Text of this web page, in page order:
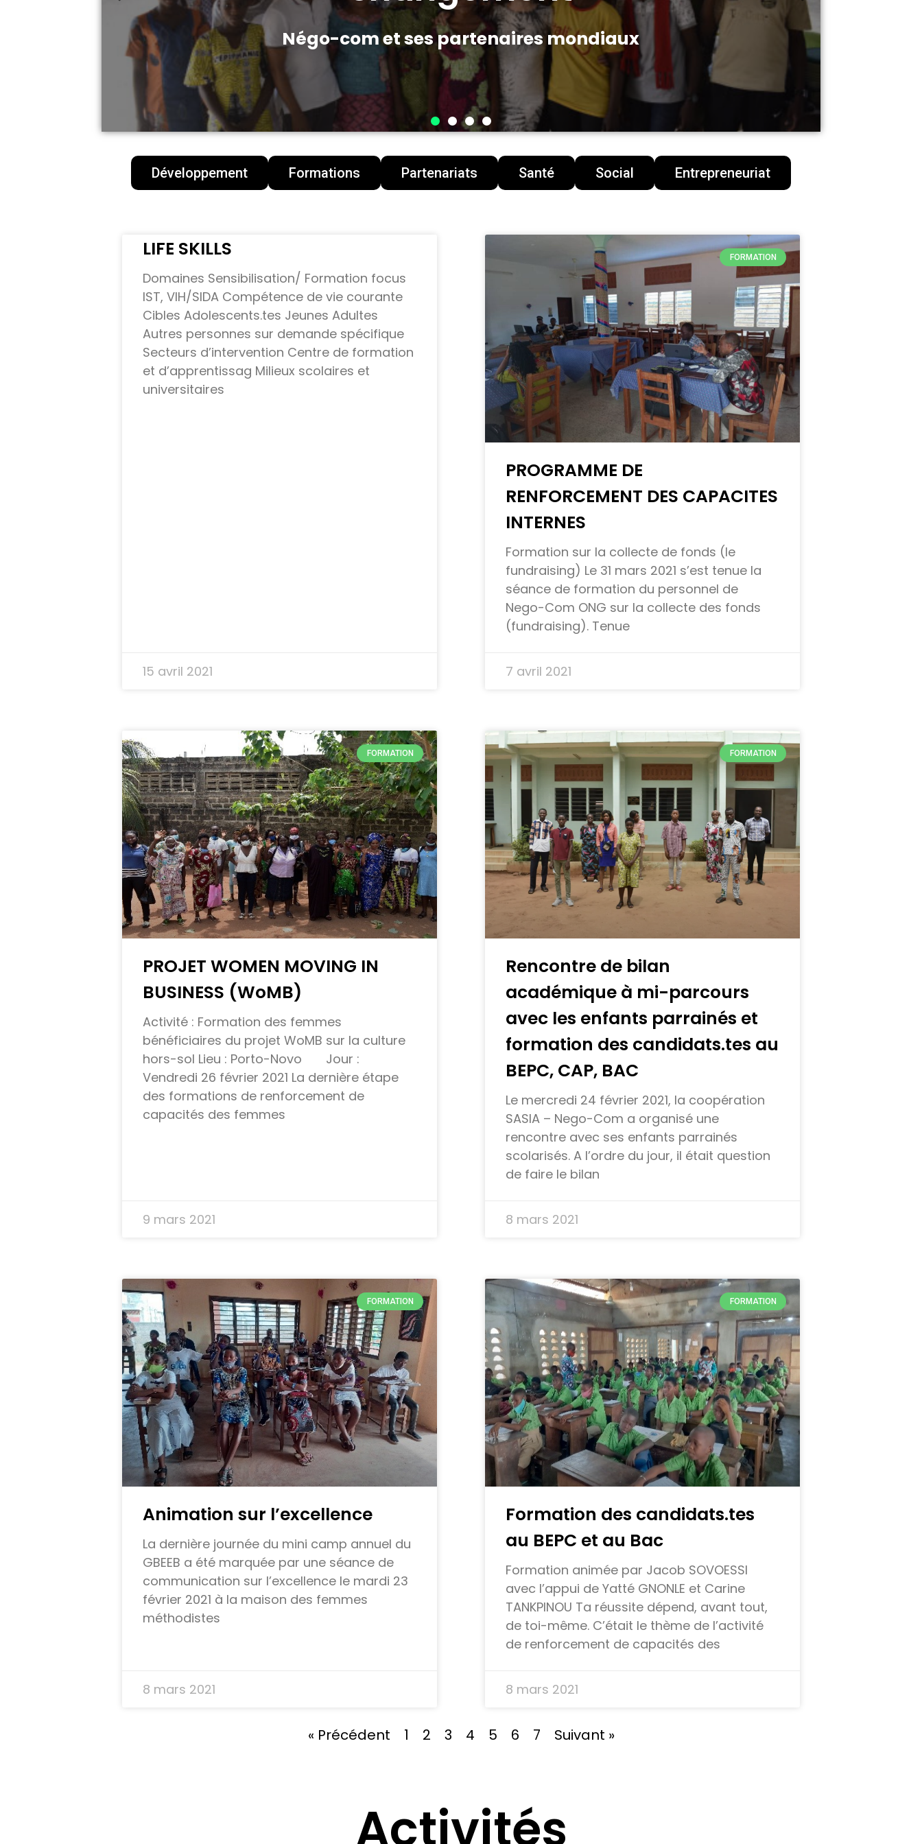
Comment Négo-com encourage les loisirs sains
?
Développement Formations Partenariats Santé Social Entrepreneuriat
LIFE SKILLS
Domaines Sensibilisation/ Formation focus
IST, VIH/SIDA Compétence de vie courante
Cibles Adolescents.tes Jeunes Adultes
Autres personnes sur demande spécifique
Secteurs d’intervention Centre de formation
et d’apprentissag Milieux scolaires et
universitaires
15 avril 2021
FORMATION
PROGRAMME DE
RENFORCEMENT DES CAPACITES
INTERNES
Formation sur la collecte de fonds (le
fundraising) Le 31 mars 2021 s’est tenue la
séance de formation du personnel de
Nego-Com ONG sur la collecte des fonds
(fundraising). Tenue
7 avril 2021
FORMATION
PROJET WOMEN MOVING IN
BUSINESS (WoMB)
Activité : Formation des femmes
bénéficiaires du projet WoMB sur la culture
hors-sol Lieu : Porto-Novo Jour :
Vendredi 26 février 2021 La dernière étape
des formations de renforcement de
capacités des femmes
9 mars 2021
FORMATION
Rencontre de bilan
académique à mi-parcours
avec les enfants parrainés et
formation des candidats.tes au
BEPC, CAP, BAC
Le mercredi 24 février 2021, la coopération
SASIA – Nego-Com a organisé une
rencontre avec ses enfants parrainés
scolarisés. A l’ordre du jour, il était question
de faire le bilan
8 mars 2021
FORMATION
Animation sur l’excellence
La dernière journée du mini camp annuel du
GBEEB a été marquée par une séance de
communication sur l’excellence le mardi 23
février 2021 à la maison des femmes
méthodistes
8 mars 2021
FORMATION
Formation des candidats.tes
au BEPC et au Bac
Formation animée par Jacob SOVOESSI
avec l’appui de Yatté GNONLE et Carine
TANKPINOU Ta réussite dépend, avant tout,
de toi-même. C’était le thème de l’activité
de renforcement de capacités des
8 mars 2021
« Précédent 1 2 3 4 5 6 7 Suivant »
Activités